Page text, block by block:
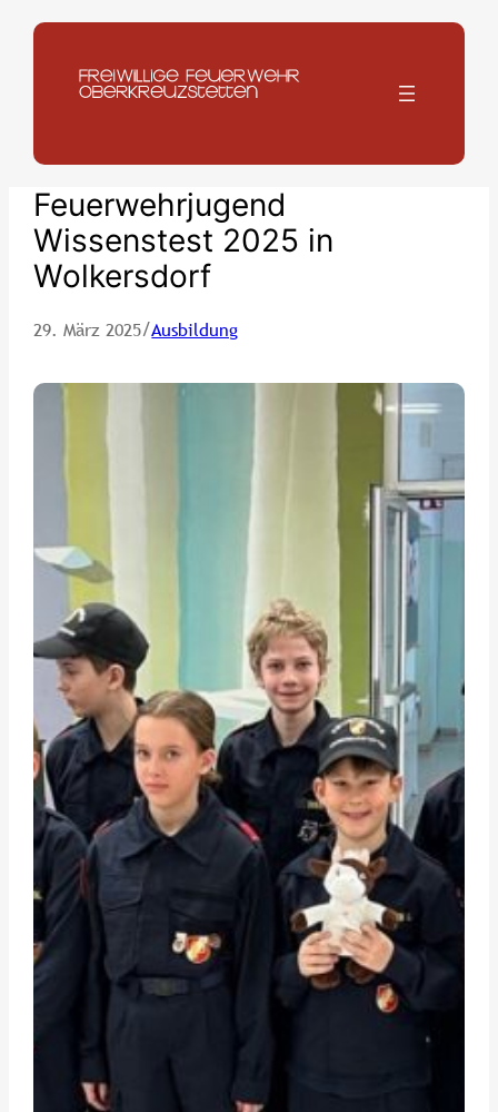
Zum
springen
Feuerwehrjugend
Wissenstest 2025 in
Wolkersdorf
29. März 2025/Ausbildung